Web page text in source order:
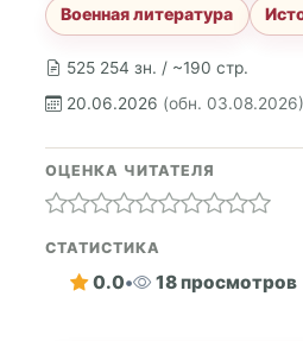
525 254 зн. / ~190 стр.
20.06.2026 (обн. 03.08.2026)
Военная литература
ОЦЕНКА ЧИТАТЕЛЯ
СТАТИСТИКА
0.0• 18 просмотров